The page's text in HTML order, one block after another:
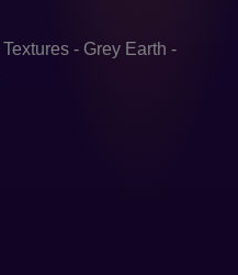
- Grey Earth -